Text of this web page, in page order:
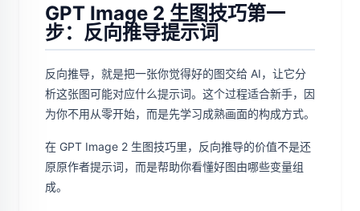
GPT Image 2 生图技巧第一
步：反向推导提示词
反向推导，就是把一张你觉得好的图交给 AI，让它分
析这张图可能对应什么提示词。这个过程适合新手，因
为你不用从零开始，而是先学习成熟画面的构成方式。
在 GPT Image 2 生图技巧里，反向推导的价值不是还
原原作者提示词，而是帮助你看懂好图由哪些变量组
成。